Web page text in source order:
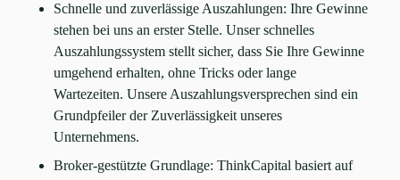
Schnelle und zuverlässige Auszahlungen: Ihre Gewinne
stehen bei uns an erster Stelle. Unser schnelles
Auszahlungssystem stellt sicher, dass Sie Ihre Gewinne
umgehend erhalten, ohne Tricks oder lange
Wartezeiten. Unsere Auszahlungsversprechen sind ein
Grundpfeiler der Zuverlässigkeit unseres
Unternehmens.
Broker-gestützte Grundlage: ThinkCapital basiert auf